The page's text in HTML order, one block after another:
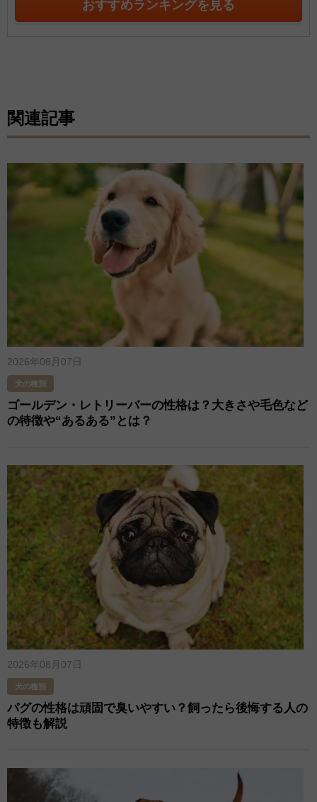
おすすめランキングを見る
関連記事
2026年08月07日
犬の種別
ゴールデン・レトリーバーの性格は？大きさや毛色など
の特徴や“あるある”とは？
2026年08月07日
犬の種別
パグの性格は頑固で臭いやすい​？飼ったら後悔する人の
特徴も解説